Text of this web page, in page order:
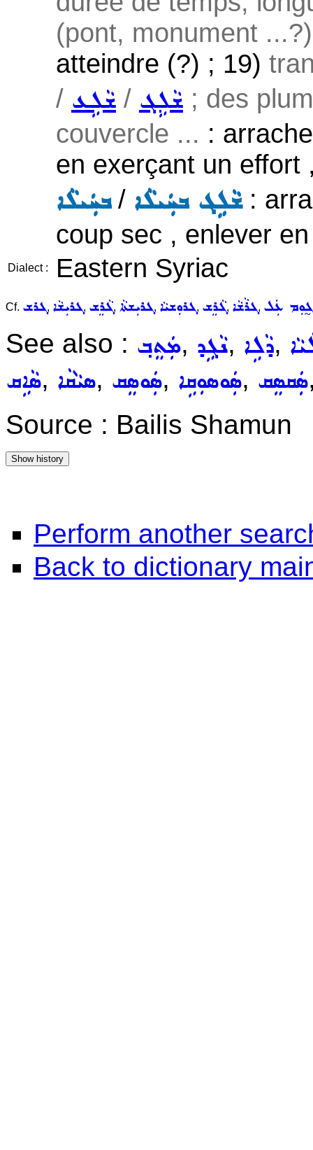
(pont, monument ...?)
atteindre (?) ; 19)
/ ܫܵܠܹܥ / ܫܵܠܹܓ ; des
couvercle ... :
en exerçant un
ܒܚܲܝܠܵܐ/ ܫܵܠܹܓ ܒܚܲܝܠܵܐ:
coup sec , enlever
Dialect : Eastern Syriac
Cf. ܓܪܫ, ܓܪܝܼܫܵܐ, ܓܵܪܸܫ, ܓܪܝܼܫܬܵܐ, ܓܪܘܼܫܝܵܐ, ܓܵܪܸܫ, ܓܪܵܫܵܐ, ܥܲܠ
See also : ܡܲܬܸܒ݂, ܢܵܓܹܕ, ܕܵܠܹܐ,
ܣܵܐܹܩ, ܣܝܵܩܵܐ, ܣܲܘܣܸܩ, ܣܲܘܣܘܼܩܹܐ, ܣܲܩܣܸܩ
Source : Bailis Shamun
Perform another
Back to dictionary